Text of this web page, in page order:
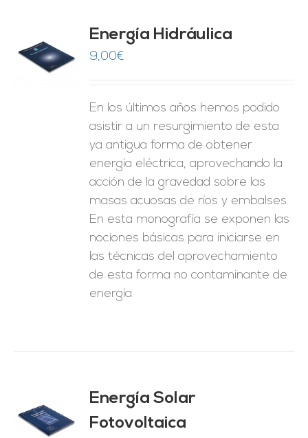
Energía Hidráulica
9,00€
En los últimos años hemos podido
asistir a un resurgimiento de esta
ya antigua forma de obtener
energía eléctrica, aprovechando la
acción de la gravedad sobre las
masas acuosas de ríos y embalses.
En esta monografía se exponen las
nociones básicas para iniciarse en
las técnicas del aprovechamiento
de esta forma no contaminante de
energía.
Energía Solar
Fotovoltaica